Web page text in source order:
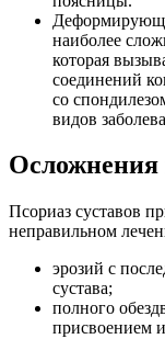
наиболее
которая
соединений
со
видов
Осложнения
Псориаз суставов
неправильном
эрозий с
сустава;
полного
присвоением